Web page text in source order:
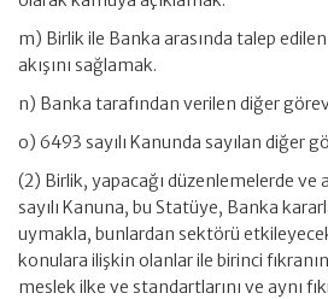
m) Birlik ile Banka arasında talep
akışını sağlamak.
n) Banka tarafından verilen diğer
o) 6493 sayılı Kanunda sayılan diğer
(2) Birlik, yapacağı düzenlemelerde ve
sayılı Kanuna, bu Statüye, Banka
uymakla, bunlardan sektörü
konulara ilişkin olanlar ile birinci
meslek ilke ve standartlarını ve aynı